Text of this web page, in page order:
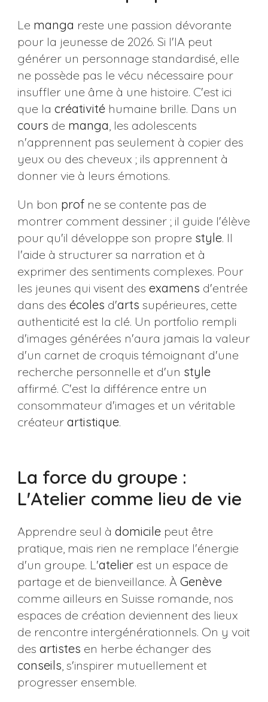
Le manga reste une passion dévorante
pour la jeunesse de 2026. Si l'IA peut
générer un personnage standardisé, elle
ne possède pas le vécu nécessaire pour
insuffler une âme à une histoire. C'est ici
que la créativitéhumaine brille. Dans un
cours de manga, les adolescents
n'apprennent pas seulement à copier des
yeux ou des cheveux ; ils apprennent à
donner vie à leurs émotions.
Un bon profne se contente pas de
montrer comment dessiner ; il guide l'élève
pour qu'il développe son propre style. Il
l'aide à structurer sa narration et à
exprimer des sentiments complexes. Pour
les jeunes qui visent des examens d'entrée
dans des écoles d'arts supérieures, cette
authenticité est la clé. Un portfolio rempli
d'images générées n'aura jamais la valeur
d'un carnet de croquis témoignant d'une
recherche personnelle et d'un style
affirmé. C'est la différence entre un
consommateur d'images et un véritable
créateur artistique.
La force du groupe :
L'Atelier comme lieu de vie
Apprendre seul à domicilepeut être
pratique, mais rien ne remplace l'énergie
d'un groupe. L'atelierest un espace de
partage et de bienveillance. À Genève
comme ailleurs en Suisse romande, nos
espaces de création deviennent des lieux
de rencontre intergénérationnels. On y voit
des artistes en herbe échanger des
conseils , s'inspirer mutuellement et
progresser ensemble.